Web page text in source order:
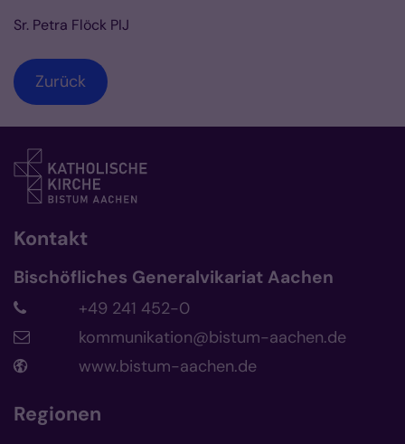
Sr. Petra Flöck PIJ
Zurück
Kontakt
Bischöfliches Generalvikariat Aachen
+49 241 452-0
kommunikation@bistum-aachen.de
www.bistum-aachen.de
Regionen